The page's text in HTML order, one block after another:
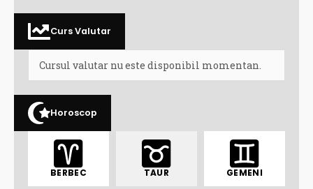
Curs Valutar
Cursul valutar nu este disponibil momentan.
Horoscop
BERBEC TAUR GEMENI